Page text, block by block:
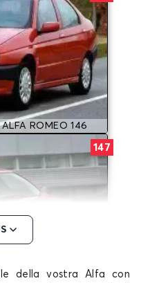
ROMEO 146
147
ROMEO 147
della vostra Alfa con